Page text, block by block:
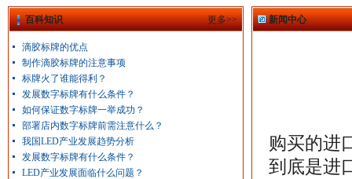
百科知识 更多>>
滴胶标牌的优点
制作滴胶标牌的注意事项
标牌火了谁能得利？
发展数字标牌有什么条件？
如何保证数字标牌一举成功？
部署店内数字标牌前需注意什么？
我国LED产业发展趋势分析
发展数字标牌有什么条件？
LED产业发展面临什么问题？
新闻中心
购买的进
到底是进